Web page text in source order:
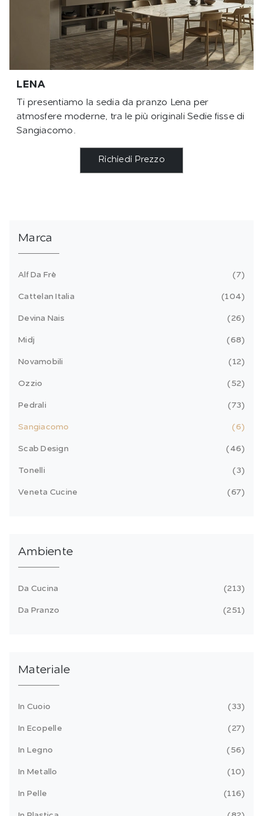
LENA
Ti presentiamo la sedia da pranzo Lena per
atmosfere moderne, tra le più originali Sedie fisse di
Sangiacomo.
Richiedi Prezzo
Marca
Alf Da Frè 7
Cattelan Italia 104
Devina Nais 26
Midj 68
Novamobili 12
Ozzio 52
Pedrali 73
Sangiacomo 6
Scab Design 46
Tonelli 3
Veneta Cucine 67
Ambiente
Da Cucina 213
Da Pranzo 251
Materiale
In Cuoio 33
In Ecopelle 27
In Legno 56
In Metallo 10
In Pelle 116